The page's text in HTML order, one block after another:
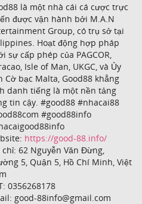
là một nhà cái cá cược trực
được vận hành bởi M.A.N
Group, có trụ sở tại
Hoạt động hợp pháp
sự cấp phép của PAGCOR,
Isle of Man, UKGC, và Ủy
Cờ bạc Malta, Good88 khẳng
danh tiếng là một nền tảng
tin cậy. #good88 #nhacai88
#good88info
https://good-88.info/
62 Nguyễn Văn Đừng,
5, Quận 5, Hồ Chí Minh, Việt
0356268178
good-88info@gmail.com